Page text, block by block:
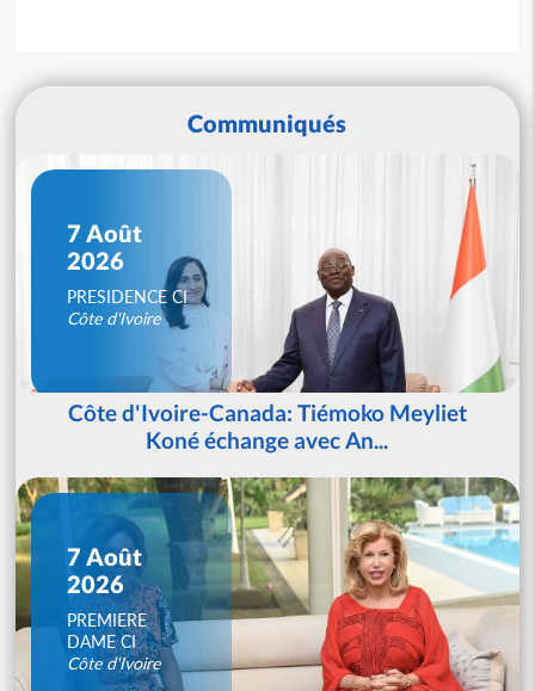
Communiqués
7 Août
2026
PRESIDENCE CI
Côte d'Ivoire
Côte d'Ivoire-Canada: Tiémoko Meyliet
Koné échange avec An...
7 Août
2026
PREMIERE
DAME CI
Côte d'Ivoire